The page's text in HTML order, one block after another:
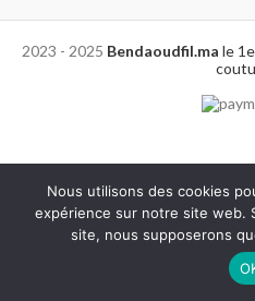
2023 - 2025 Bendaoudfil.ma le
Nous utilisons des cookies
expérience sur notre site web.
site, nous supposerons